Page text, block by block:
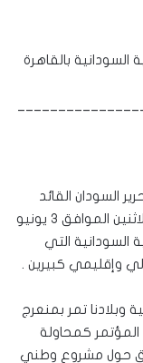
بالقاهرة
السودان القائد
#مني_اركو_مناوي الى البلاد مساء اليوم الاثنين الموافق ٣ يونيو
السودانية التي
وإقليمي كبيرين .
تمر بمنعرج
المؤتمر كمحاولة
حول مشروع وطني